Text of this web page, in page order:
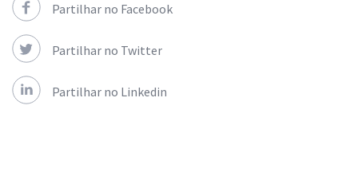
Partilhar no Facebook
Partilhar no Twitter
Partilhar no Linkedin